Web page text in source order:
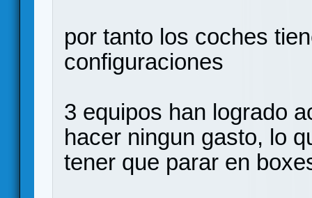
por tanto los coches
configuraciones
3 equipos han logrado
hacer ningun gasto, lo
tener que parar en